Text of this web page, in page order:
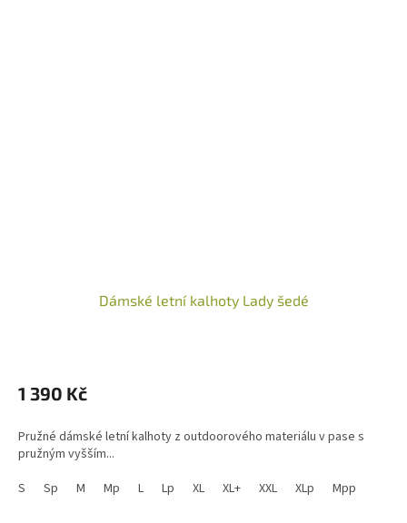
Dámské letní kalhoty Lady šedé
1 390 Kč
Pružné dámské letní kalhoty z outdoorového materiálu v pase s
pružným vyšším...
S
Sp M Mp L Lp XL XL+ XXL XLp Mpp